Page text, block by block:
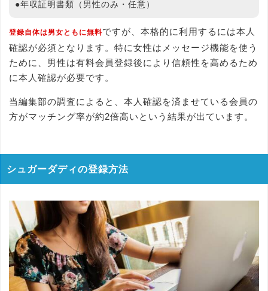
●年収証明書類（男性のみ・任意）
登録自体は男女ともに無料ですが、本格的に利用するには本人
確認が必須となります。特に女性はメッセージ機能を使う
ために、男性は有料会員登録後により信頼性を高めるため
に本人確認が必要です。
当編集部の調査によると、本人確認を済ませている会員の
方がマッチング率が約2倍高いという結果が出ています。
シュガーダディの登録方法